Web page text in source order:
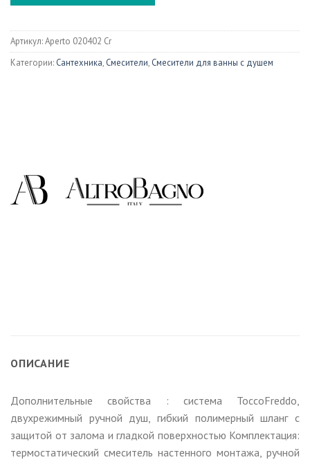
Артикул:Aperto 020402 Cr
Категории: Сантехника, Смесители, Смесители для ванны с душем
ОПИСАНИЕ
Дополнительные свойства : система ToccoFreddo,
двухрежимный ручной душ, гибкий полимерный шланг с
защитой от залома и гладкой поверхностью Комплектация:
термостатический смеситель настенного монтажа, ручной